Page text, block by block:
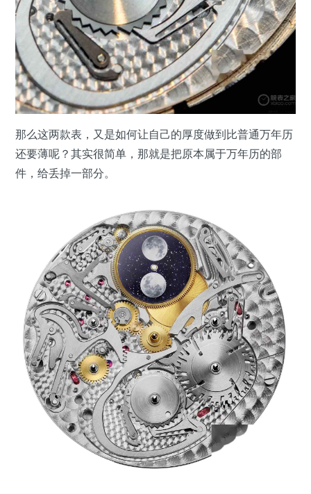
那么这两款表，又是如何让自己的厚度做到比普通万年历
还要薄呢？其实很简单，那就是把原本属于万年历的部
件，给丢掉一部分。